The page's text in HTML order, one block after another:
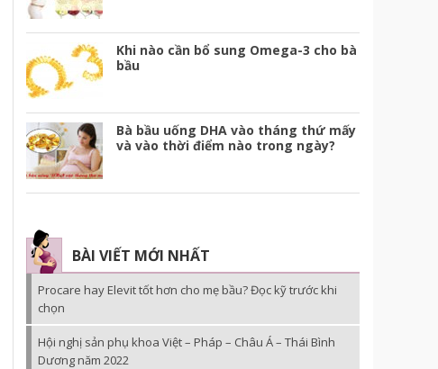
Khi nào cần bổ sung Omega-3 cho bà
bầu
Bà bầu uống DHA vào tháng thứ mấy
và vào thời điểm nào trong ngày?
BÀI VIẾT MỚI NHẤT
Procare hay Elevit tốt hơn cho mẹ bầu? Đọc kỹ trước khi
chọn
Hội nghị sản phụ khoa Việt – Pháp – Châu Á – Thái Bình
Dương năm 2022